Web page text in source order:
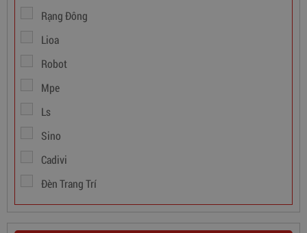
Dây Cáp Điện 1 Ruột Cadivi CV 1,5
346,000đ
Rạng Đông
Lioa
Robot
Mpe
Ls
Sino
Cadivi
Đèn Trang Trí